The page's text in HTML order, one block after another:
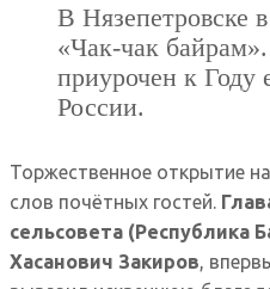
В Нязепетровске
«Чак‑чак
приурочен к Году
России.
Торжественное открытие
слов почётных гостей.
сельсовета (Республика
Хасанович Закиров,